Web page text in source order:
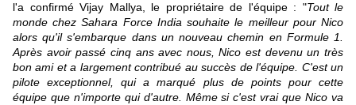
l'a confirmé Vijay Mallya, le propriétaire de l'équipe : "Tout le
monde chez Sahara Force India souhaite le meilleur pour Nico
alors qu'il s'embarque dans un nouveau chemin en Formule 1.
Après avoir passé cinq ans avec nous, Nico est devenu un très
bon ami et a largement contribué au succès de l'équipe. C'est un
pilote exceptionnel, qui a marqué plus de points pour cette
équipe que n'importe qui d'autre. Même si c'est vrai que Nico va